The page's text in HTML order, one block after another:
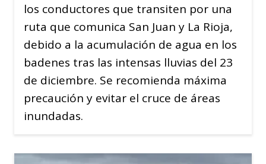
los conductores que transiten por una
ruta que comunica San Juan y La Rioja,
debido a la acumulación de agua en los
badenes tras las intensas lluvias del 23
de diciembre. Se recomienda máxima
precaución y evitar el cruce de áreas
inundadas.